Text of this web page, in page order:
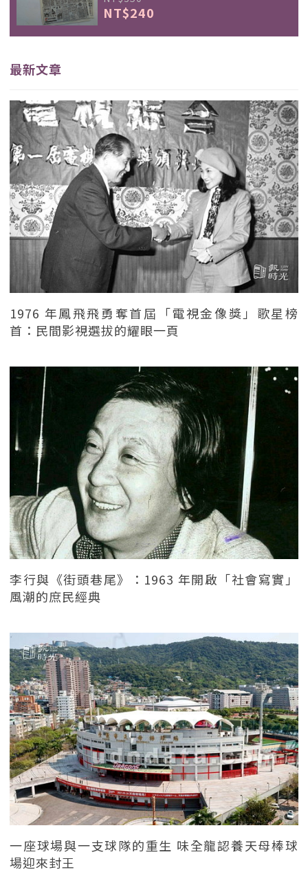
NT$240
最新文章
1976 年鳳飛飛勇奪首屆「電視金像獎」歌星榜
首：民間影視選拔的耀眼一頁
李行與《街頭巷尾》：1963 年開啟「社會寫實」
風潮的庶民經典
一座球場與一支球隊的重生 味全龍認養天母棒球
場迎來封王